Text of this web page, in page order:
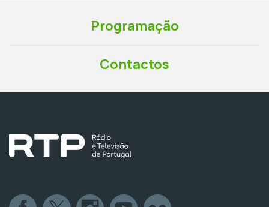
Programação
Contactos